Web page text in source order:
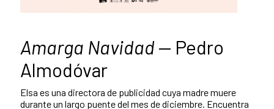
Amarga Navidad — Pedro
Almodóvar
Elsa es una directora de publicidad cuya madre muere
durante un largo puente del mes de diciembre. Encuentra